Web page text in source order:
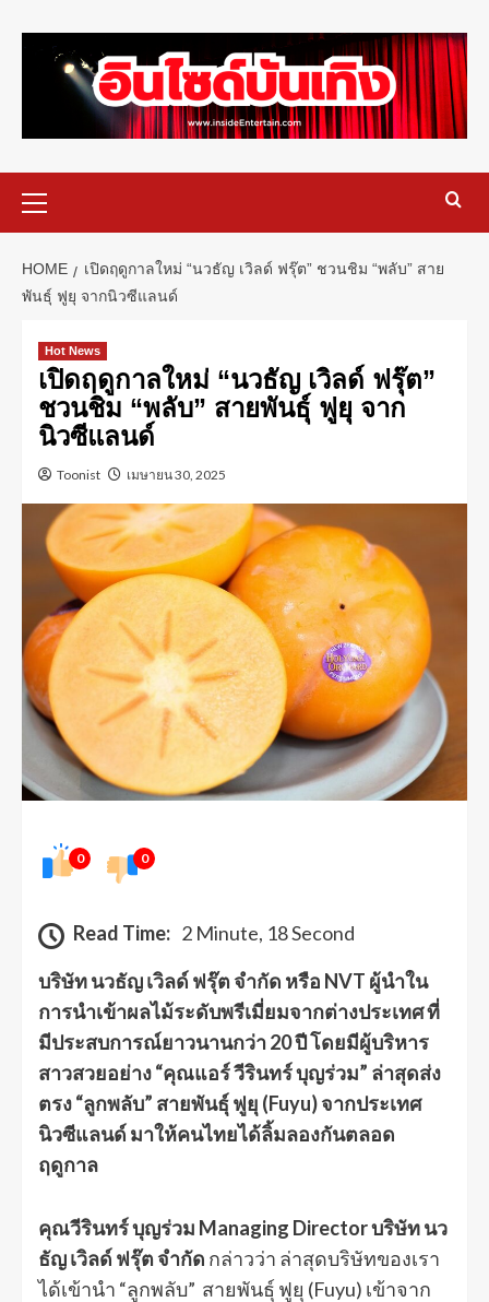
HOME
เปิดฤดูกาลใหม่ “นวธัญ เวิลด์ ฟรุ๊ต” ชวนชิม “พลับ” สาย
พันธุ์ ฟูยุ จากนิวซีแลนด์
Hot News
เปิดฤดูกาลใหม่ “นวธัญ เวิลด์ ฟรุ๊ต”
ชวนชิม “พลับ” สายพันธุ์ ฟูยุ จาก
นิวซีแลนด์
Toonist เมษายน 30, 2025
0 0
Read Time: 2 Minute, 18 Second
บริษัท นวธัญ เวิลด์ ฟรุ๊ต จำกัด หรือ NVT ผู้นำใน
การนำเข้าผลไม้ระดับพรีเมี่ยมจากต่างประเทศ ที่
มีประสบการณ์ยาวนานกว่า 20 ปี โดยมีผู้บริหาร
สาวสวยอย่าง “คุณแอร์ วีรินทร์ บุญร่วม” ล่าสุดส่ง
ตรง “ลูกพลับ” สายพันธุ์ ฟูยุ (Fuyu) จากประเทศ
นิวซีแลนด์ มาให้คนไทยได้ลิ้มลองกันตลอด
ฤดูกาล
คุณวีรินทร์ บุญร่วม Managing Director บริษัท นว
ธัญ เวิลด์ ฟรุ๊ต จำกัด กล่าวว่า ล่าสุดบริษัทของเรา
ได้เข้านำ “ลูกพลับ” สายพันธุ์ ฟูยุ (Fuyu) เข้าจาก